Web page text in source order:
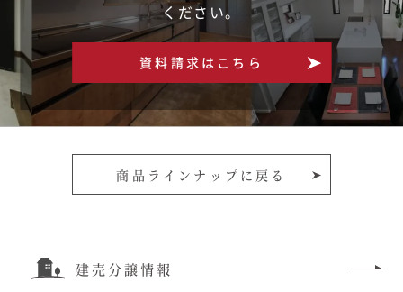
ください。
資料請求はこちら
商品ラインナップに戻る
建売分譲情報